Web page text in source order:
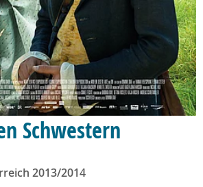
Schwestern
2013/2014